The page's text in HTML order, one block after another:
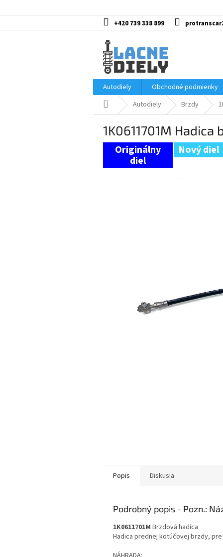
na
+420 739 338 899
Autodiely
Obchodné podmienky
DomovAutodiely Brzdy
1K0611701M Hadica
Nový diel
Popis Diskusia
Podrobný popis
1K0611701M Brzdová hadica
Hadica prednej kotúčovej brzdy,